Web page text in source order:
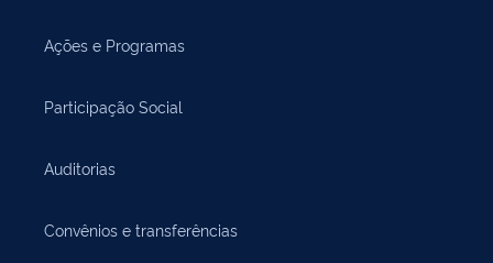
Ações e Programas
Participação Social
Auditorias
Convênios e transferências